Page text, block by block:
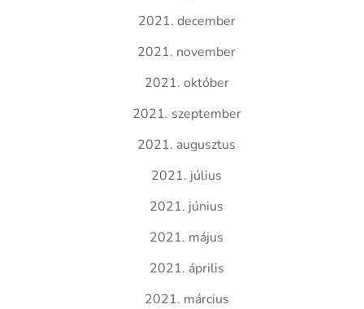
2021. december
2021. november
2021. október
2021. szeptember
2021. augusztus
2021. július
2021. június
2021. május
2021. április
2021. március